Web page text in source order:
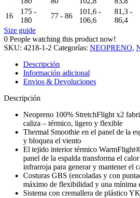
16
175 -
180
77 - 86
101,6 -
106,6
81,3 -
86,4
Size guide
0 People watching this product now!
SKU: 4218-1-2 Categorías: NEOPRENO,
Descripción
Información adicional
Envios & Devoluciones
Descripción
Neopreno 100% StretchFlight x2
caliza – térmico, ligero y flexible
Thermal Smoothie en el panel de la
y bloquea el viento
El tejido interior térmico
panel de la espalda transforma el
infrarroja para generar y mantener el
Costuras GBS (encoladas y con
máximo de flexibilidad y una mínima
Sistema con cremallera de plástico